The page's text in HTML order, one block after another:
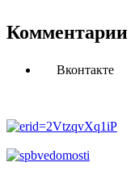
Комментарии
Вконтакте